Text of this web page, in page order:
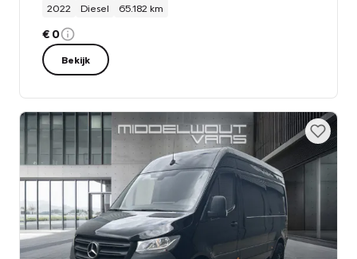
2022
Diesel 65.182 km
€ 0
Bekijk